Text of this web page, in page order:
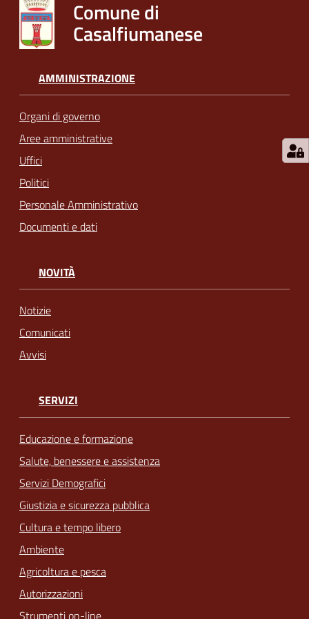
Comune di
Casalfiumanese
AMMINISTRAZIONE
Organi di governo
Aree amministrative
Uffici
Politici
Personale Amministrativo
Documenti e dati
NOVITÀ
Notizie
Comunicati
Avvisi
SERVIZI
Educazione e formazione
Salute, benessere e assistenza
Servizi Demografici
Giustizia e sicurezza pubblica
Cultura e tempo libero
Ambiente
Agricoltura e pesca
Autorizzazioni
Strumenti on-line